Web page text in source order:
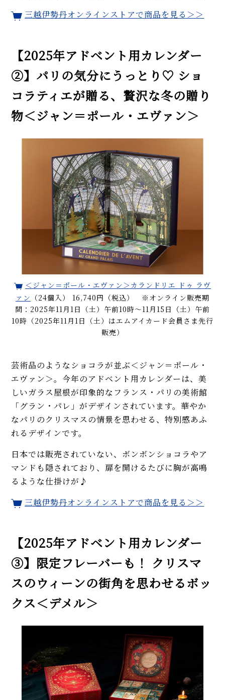
三越伊勢丹オンラインストアで商品を見る＞＞
【2025年アドベント用カレンダー
②】パリの気分にうっとり♡ ショ
コラティエが贈る、贅沢な冬の贈り
物＜ジャン＝ポール・エヴァン＞
＜ジャン＝ポール・エヴァン＞カランドリエ ドゥ ラヴ
ァン （24個入） 16,740円（税込） ※オンライン販売期
間：2025年11月1日（土）午前10時～11月15日（土）午前
10時（2025年11月1日（土）はエムアイカード会員さま先行
販売）
芸術品のようなショコラが並ぶ＜ジャン＝ポール・
エヴァン＞。今年のアドベント用カレンダーは、美
しいガラス屋根が印象的なフランス・パリの美術館
「グラン・パレ」がデザインされています。華やか
なパリのクリスマスの情景を思わせる、特別感あふ
れるデザインです。
日本では販売されていない、ボンボンショコラやア
マンドも隠されており、扉を開けるたびに胸が高鳴
るような仕掛けが♪
三越伊勢丹オンラインストアで商品を見る＞＞
【2025年アドベント用カレンダー
③】限定フレーバーも！ クリスマ
スのウィーンの街角を思わせるボッ
クス＜デメル＞